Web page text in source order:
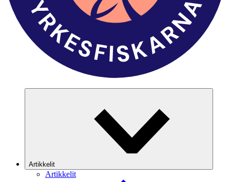
Artikkelit
Artikkelit